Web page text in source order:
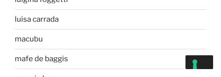
luisa carrada
macubu
mafe de baggis